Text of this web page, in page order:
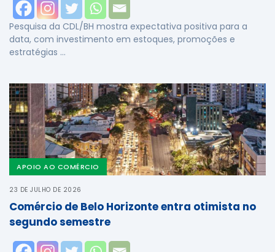
Pesquisa da CDL/BH mostra expectativa positiva para a
data, com investimento em estoques, promoções e
estratégias …
APOIO AO COMÉRCIO
23 DE JULHO DE 2026
Comércio de Belo Horizonte entra otimista no
segundo semestre